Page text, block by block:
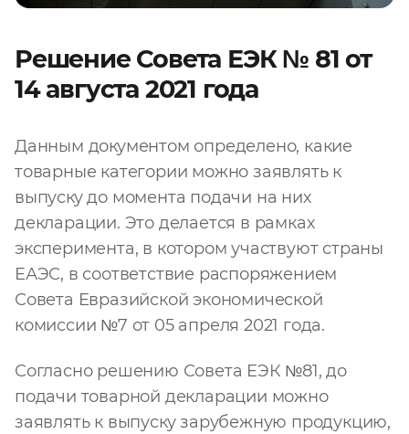
Решение Совета ЕЭК № 81 от
14 августа 2021 года
Данным документом определено, какие
товарные категории можно заявлять к
выпуску до момента подачи на них
декларации. Это делается в рамках
эксперимента, в котором участвуют страны
ЕАЭС, в соответствие распоряжением
Совета Евразийской экономической
комиссии №7 от 05 апреля 2021 года.
Согласно решению Совета ЕЭК №81, до
подачи товарной декларации можно
заявлять к выпуску зарубежную продукцию,